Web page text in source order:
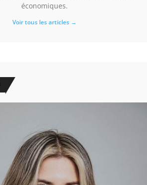
économiques.
Voir tous les articles →